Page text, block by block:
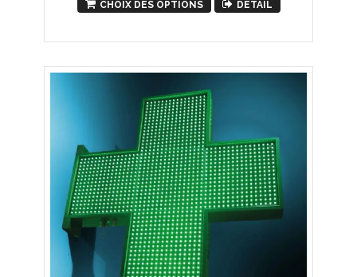
CHOIX DES OPTIONS DETAIL